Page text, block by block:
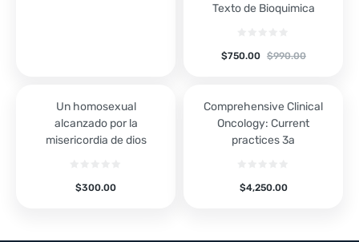
Texto de Bioquimica
$990.00
$750.00
Un homosexual
alcanzado por la
misericordia de dios
$300.00
Comprehensive Clinical
Oncology: Current
practices 3a
$4,250.00